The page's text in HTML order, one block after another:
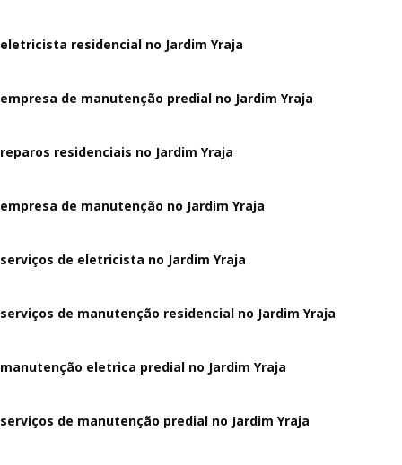
eletricista residencial no Jardim Yraja
empresa de manutenção predial no Jardim Yraja
reparos residenciais no Jardim Yraja
empresa de manutenção no Jardim Yraja
serviços de eletricista no Jardim Yraja
serviços de manutenção residencial no Jardim Yraja
manutenção eletrica predial no Jardim Yraja
serviços de manutenção predial no Jardim Yraja